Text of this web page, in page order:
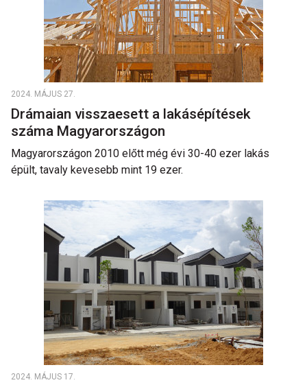
2024. MÁJUS 27.
Drámaian visszaesett a lakásépítések
száma Magyarországon
Magyarországon 2010 előtt még évi 30-40 ezer lakás
épült, tavaly kevesebb mint 19 ezer.
2024. MÁJUS 17.